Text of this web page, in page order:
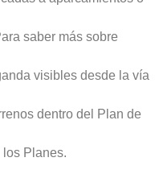
saber más sobre
visibles desde la vía
dentro del Plan de
los Planes.